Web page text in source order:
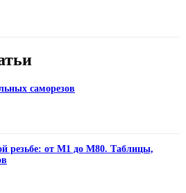
саморезов
резьбе: от М1 до М80. Таблицы,